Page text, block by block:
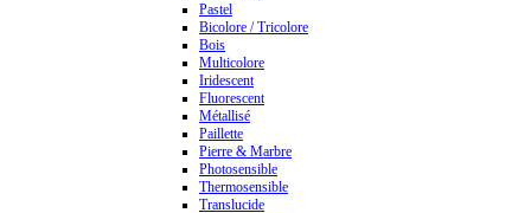
Pastel
Bicolore / Tricolore
Bois
Multicolore
Iridescent
Fluorescent
Métallisé
Paillette
Pierre & Marbre
Photosensible
Thermosensible
Translucide